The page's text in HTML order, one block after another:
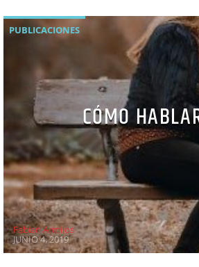
PUBLICACIONES
CÓMO
Fabian Armijos
JUNIO 4, 2019